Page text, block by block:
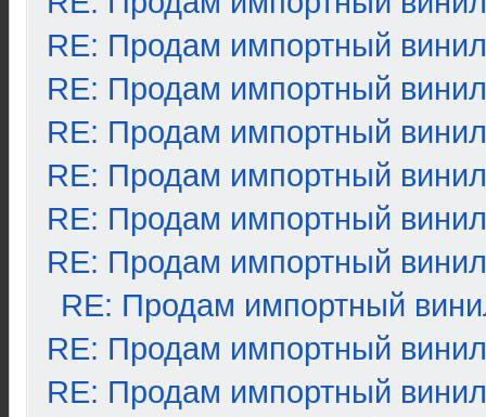
RE: Продам импортный винил
RE: Продам импортный винил
RE: Продам импортный винил
RE: Продам импортный винил
RE: Продам импортный винил
RE: Продам импортный винил
RE: Продам импортный
RE: Продам импортный винил
RE: Продам импортный винил